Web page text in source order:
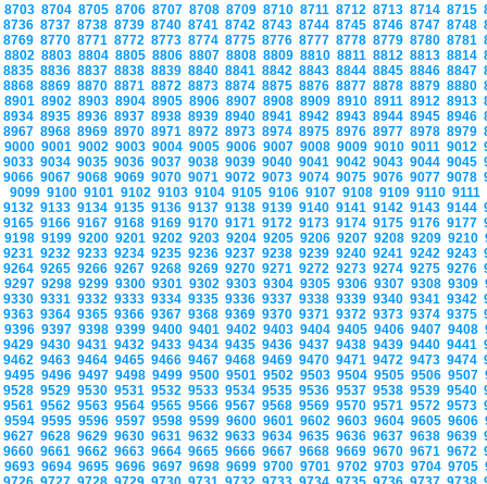
8703 8704 8705 8706 8707 8708 8709 8710 8711 8712 8713 8714 8715
8736 8737 8738 8739 8740 8741 8742 8743 8744 8745 8746 8747 8748
8769 8770 8771 8772 8773 8774 8775 8776 8777 8778 8779 8780 8781
8802 8803 8804 8805 8806 8807 8808 8809 8810 8811 8812 8813 8814
8835 8836 8837 8838 8839 8840 8841 8842 8843 8844 8845 8846 8847
8868 8869 8870 8871 8872 8873 8874 8875 8876 8877 8878 8879 8880
8901 8902 8903 8904 8905 8906 8907 8908 8909 8910 8911 8912 8913
8934 8935 8936 8937 8938 8939 8940 8941 8942 8943 8944 8945 8946
8967 8968 8969 8970 8971 8972 8973 8974 8975 8976 8977 8978 8979
9000 9001 9002 9003 9004 9005 9006 9007 9008 9009 9010 9011 9012
9033 9034 9035 9036 9037 9038 9039 9040 9041 9042 9043 9044 9045
9066 9067 9068 9069 9070 9071 9072 9073 9074 9075 9076 9077 9078
9099 9100 9101 9102 9103 9104 9105 9106 9107 9108 9109 9110 9111
9132 9133 9134 9135 9136 9137 9138 9139 9140 9141 9142 9143 9144
9165 9166 9167 9168 9169 9170 9171 9172 9173 9174 9175 9176 9177
9198 9199 9200 9201 9202 9203 9204 9205 9206 9207 9208 9209 9210
9231 9232 9233 9234 9235 9236 9237 9238 9239 9240 9241 9242 9243
9264 9265 9266 9267 9268 9269 9270 9271 9272 9273 9274 9275 9276
9297 9298 9299 9300 9301 9302 9303 9304 9305 9306 9307 9308 9309
9330 9331 9332 9333 9334 9335 9336 9337 9338 9339 9340 9341 9342
9363 9364 9365 9366 9367 9368 9369 9370 9371 9372 9373 9374 9375
9396 9397 9398 9399 9400 9401 9402 9403 9404 9405 9406 9407 9408
9429 9430 9431 9432 9433 9434 9435 9436 9437 9438 9439 9440 9441
9462 9463 9464 9465 9466 9467 9468 9469 9470 9471 9472 9473 9474
9495 9496 9497 9498 9499 9500 9501 9502 9503 9504 9505 9506 9507
9528 9529 9530 9531 9532 9533 9534 9535 9536 9537 9538 9539 9540
9561 9562 9563 9564 9565 9566 9567 9568 9569 9570 9571 9572 9573
9594 9595 9596 9597 9598 9599 9600 9601 9602 9603 9604 9605 9606
9627 9628 9629 9630 9631 9632 9633 9634 9635 9636 9637 9638 9639
9660 9661 9662 9663 9664 9665 9666 9667 9668 9669 9670 9671 9672
9693 9694 9695 9696 9697 9698 9699 9700 9701 9702 9703 9704 9705